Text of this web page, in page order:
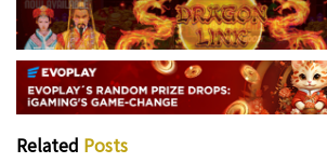
Related Posts